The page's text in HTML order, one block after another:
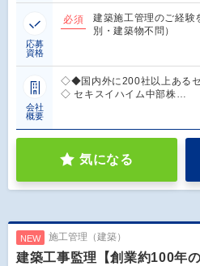
応募
資格
必須
建築施工管理のご経験
別・建築物不問）
会社
概要
◇◆国内外に200社以上ある
◇ セキスイハイム中部株…
気になる
NEW 施工管理（建築）
建築工事監理【創業約100年